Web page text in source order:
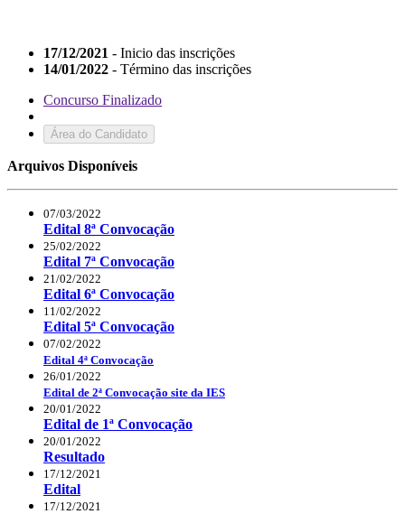
17/12/2021 - Inicio das inscrições
14/01/2022 - Término das inscrições
Concurso Finalizado
Área do Candidato
Arquivos Disponíveis
07/03/2022
Edital 8ª Convocação
25/02/2022
Edital 7ª Convocação
21/02/2022
Edital 6ª Convocação
11/02/2022
Edital 5ª Convocação
07/02/2022
Edital 4ª Convocação
26/01/2022
Edital de 2ª Convocação site da IES
20/01/2022
Edital de 1ª Convocação
20/01/2022
Resultado
17/12/2021
Edital
17/12/2021